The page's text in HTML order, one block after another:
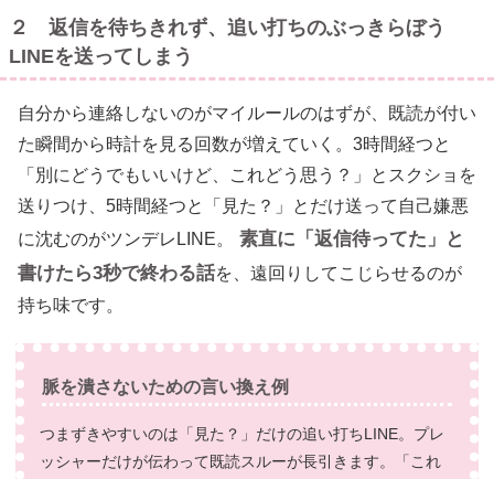
２ 返信を待ちきれず、追い打ちのぶっきらぼう
LINEを送ってしまう
自分から連絡しないのがマイルールのはずが、既読が付い
た瞬間から時計を見る回数が増えていく。3時間経つと
「別にどうでもいいけど、これどう思う？」とスクショを
送りつけ、5時間経つと「見た？」とだけ送って自己嫌悪
に沈むのがツンデレLINE。
素直に「返信待ってた」と
書けたら3秒で終わる話を、遠回りしてこじらせるのが
持ち味です。
脈を潰さないための言い換え例
つまずきやすいのは「見た？」だけの追い打ちLINE。プレ
ッシャーだけが伝わって既読スルーが長引きます。「これ